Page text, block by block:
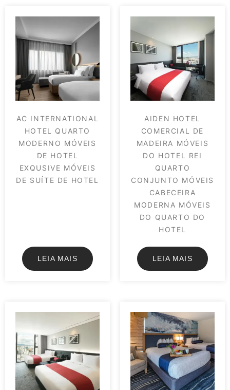
AC INTERNATIONAL
HOTEL QUARTO
MODERNO MÓVEIS
DE HOTEL
EXQUSIVE MÓVEIS
DE SUÍTE DE HOTEL
LEIA MAIS
AIDEN HOTEL
COMERCIAL DE
MADEIRA MÓVEIS
DO HOTEL REI
QUARTO
CONJUNTO MÓVEIS
CABECEIRA
MODERNA MÓVEIS
DO QUARTO DO
HOTEL
LEIA MAIS